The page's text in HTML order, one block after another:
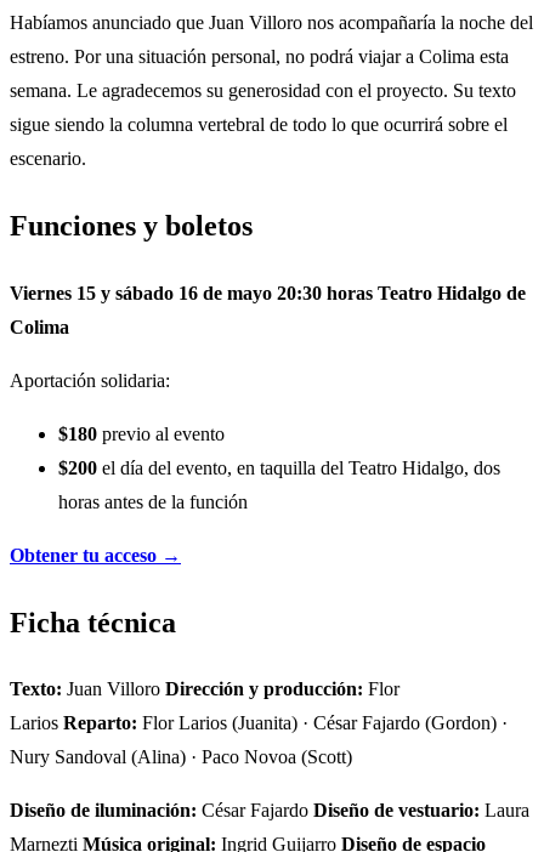
Habíamos anunciado que Juan Villoro nos acompañaría la noche del
estreno. Por una situación personal, no podrá viajar a Colima esta
semana. Le agradecemos su generosidad con el proyecto. Su texto
sigue siendo la columna vertebral de todo lo que ocurrirá sobre el
escenario.
Funciones y boletos
Viernes 15 y sábado 16 de mayo 20:30 horas Teatro Hidalgo de
Colima
Aportación solidaria:
$180 previo al evento
$200 el día del evento, en taquilla del Teatro Hidalgo, dos
horas antes de la función
Obtener tu acceso →
Ficha técnica
Texto: Juan Villoro Dirección y producción: Flor
Larios Reparto: Flor Larios (Juanita) · César Fajardo (Gordon) ·
Nury Sandoval (Alina) · Paco Novoa (Scott)
Diseño de iluminación: César Fajardo Diseño de vestuario: Laura
Marnezti Música original: Ingrid Guijarro Diseño de espacio